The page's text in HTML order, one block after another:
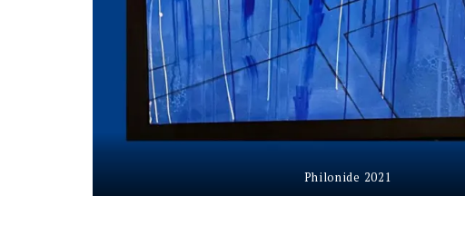
Philonide 2021